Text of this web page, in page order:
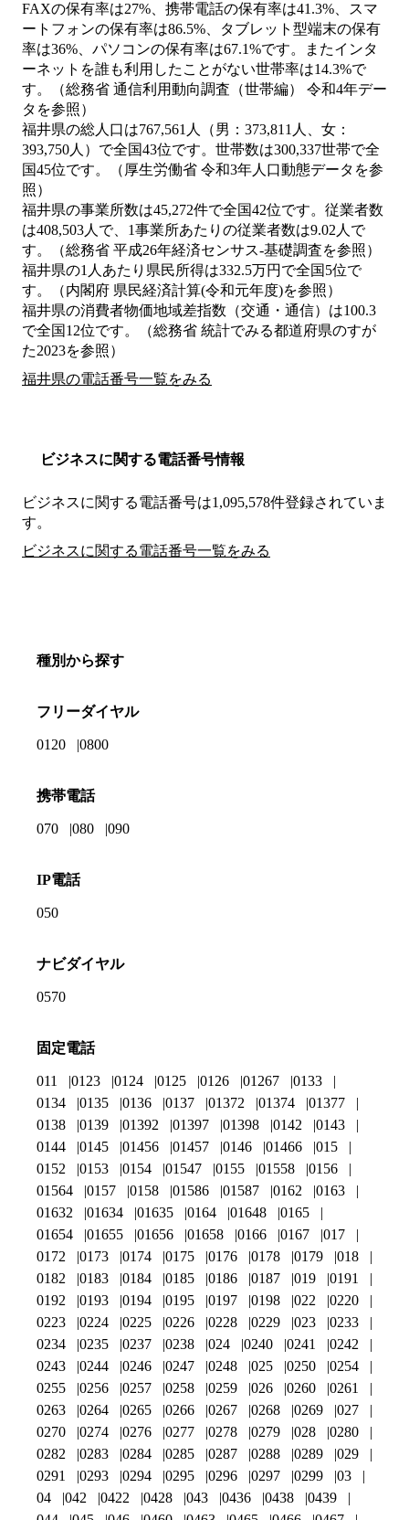
FAXの保有率は27%、携帯電話の保有率は41.3%、スマ
ートフォンの保有率は86.5%、タブレット型端末の保有
率は36%、パソコンの保有率は67.1%です。またインタ
ーネットを誰も利用したことがない世帯率は14.3%で
す。（総務省 通信利用動向調査（世帯編） 令和4年デー
タを参照）
福井県の総人口は767,561人（男：373,811人、女：
393,750人）で全国43位です。世帯数は300,337世帯で全
国45位です。（厚生労働省 令和3年人口動態データを参
照）
福井県の事業所数は45,272件で全国42位です。従業者数
は408,503人で、1事業所あたりの従業者数は9.02人で
す。（総務省 平成26年経済センサス‐基礎調査を参照）
福井県の1人あたり県民所得は332.5万円で全国5位で
す。（内閣府 県民経済計算(令和元年度)を参照）
福井県の消費者物価地域差指数（交通・通信）は100.3
で全国12位です。（総務省 統計でみる都道府県のすが
た2023を参照）
福井県の電話番号一覧をみる
ビジネスに関する電話番号情報
ビジネスに関する電話番号は1,095,578件登録されていま
す。
ビジネスに関する電話番号一覧をみる
種別から探す
フリーダイヤル
0120 0800
携帯電話
070 080 090
IP電話
050
ナビダイヤル
0570
固定電話
011 0123 0124 0125 0126 01267
0133
0134
0135 0136 0137 01372 01374
01377
0138
0139 01392 01397 01398 0142
0143
0144
0145 01456 01457 0146 01466
015
0152
0153 0154 01547 0155 01558
0156
01564
0157 0158 01586 01587 0162
0163
01632
01634 01635 0164 01648
0165
01654
01655 01656 01658 0166 0167
017
0172
0173 0174 0175 0176 0178 0179
018
0182
0183 0184 0185 0186 0187 019
0191
0192
0193 0194 0195 0197 0198 022
0220
0223
0224 0225 0226 0228 0229 023
0233
0234
0235 0237 0238 024 0240 0241
0242
0243
0244 0246 0247 0248 025 0250
0254
0255
0256 0257 0258 0259 026 0260
0261
0263
0264 0265 0266 0267 0268 0269
027
0270
0274 0276 0277 0278 0279 028
0280
0282
0283 0284 0285 0287 0288 0289
029
0291
0293 0294 0295 0296 0297 0299
03
04
042 0422 0428 043 0436 0438
0439